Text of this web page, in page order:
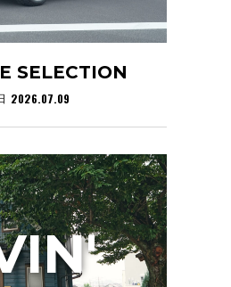
SELECTION
2026.07.09